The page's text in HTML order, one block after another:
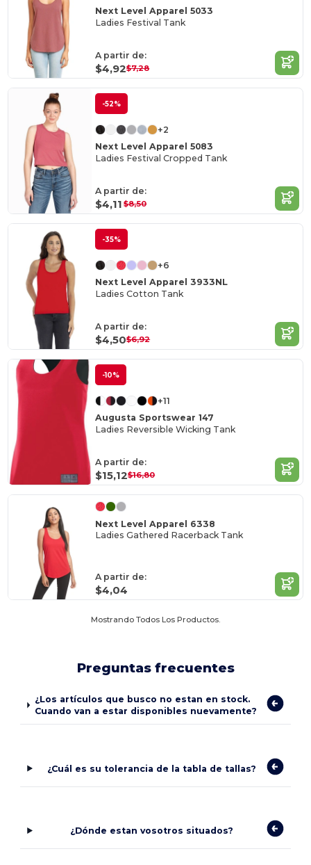
Next Level Apparel 5033
Ladies Festival Tank
A partir de:
$4,92$7,28
-52%
+2
Next Level Apparel 5083
Ladies Festival Cropped Tank
A partir de:
$4,11 $8,50
-35%
+6
Next Level Apparel 3933NL
Ladies Cotton Tank
A partir de:
$4,50$6,92
-10%
+11
Augusta Sportswear 147
Ladies Reversible Wicking Tank
A partir de:
$15,12$16,80
Next Level Apparel 6338
Ladies Gathered Racerback Tank
A partir de:
$4,04
Mostrando Todos Los Productos.
Preguntas frecuentes
¿Los artículos que busco no estan en stock.
Cuando van a estar disponibles nuevamente?
¿Cuál es su tolerancia de la tabla de tallas?
¿Dónde estan vosotros situados?